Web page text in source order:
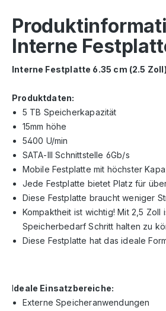
Interne
Interne Festplatte 6.35 cm (2.5
Produktdaten:
5 TB Speicherkapazität
15mm höhe
5400 U/min
SATA-III Schnittstelle 6Gb/s
Mobile Festplatte mit höchster
Jede Festplatte bietet Platz für
Diese Festplatte braucht weniger
Kompaktheit ist wichtig! Mit 2,5
Speicherbedarf Schritt halten zu
Diese Festplatte hat das ideale
Ideale Einsatzbereiche:
Externe Speicheranwendungen